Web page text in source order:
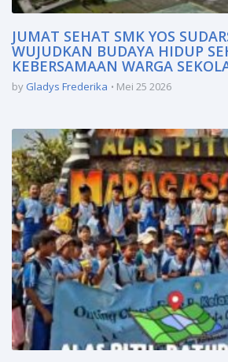
JUMAT SEHAT SMK YOS
WUJUDKAN BUDAYA HIDUP
KEBERSAMAAN WARGA
by Gladys Frederika Mei 25 2026